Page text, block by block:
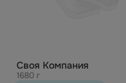
Своя Компания
1680 г